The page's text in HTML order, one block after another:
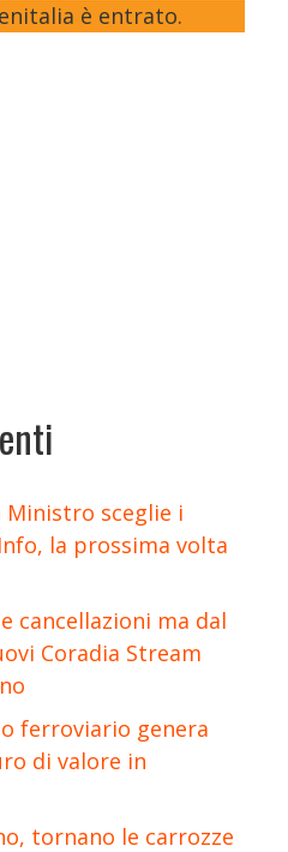
è entrato.
Ministro sceglie i
la prossima volta
cancellazioni ma dal
Coradia Stream
ferroviario genera
di valore in
tornano le carrozze